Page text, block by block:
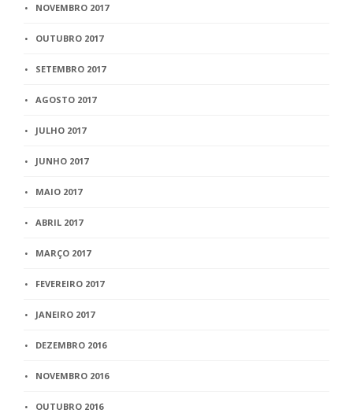
NOVEMBRO 2017
OUTUBRO 2017
SETEMBRO 2017
AGOSTO 2017
JULHO 2017
JUNHO 2017
MAIO 2017
ABRIL 2017
MARÇO 2017
FEVEREIRO 2017
JANEIRO 2017
DEZEMBRO 2016
NOVEMBRO 2016
OUTUBRO 2016